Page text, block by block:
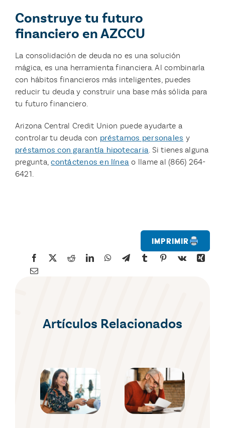
Construye tu futuro
financiero en AZCCU
La consolidación de deuda no es una solución
mágica, es una herramienta financiera. Al combinarla
con hábitos financieros más inteligentes, puedes
reducir tu deuda y construir una base más sólida para
tu futuro financiero.
Arizona Central Credit Union puede ayudarte a
controlar tu deuda con préstamos personales y
préstamos con garantía hipotecaria. Si tienes alguna
pregunta,contáctenos en línea o llame al (866) 264-
6421.
Imprimir
Artículos Relacionados